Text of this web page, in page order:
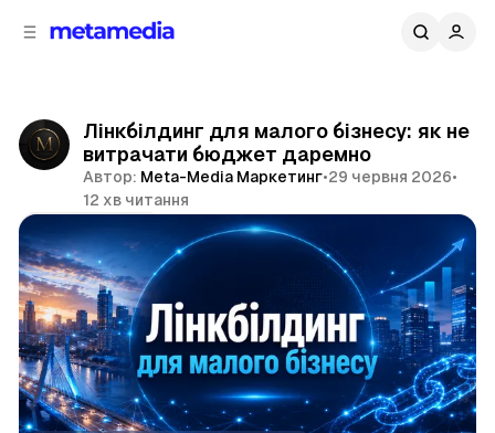
Лінкбілдинг для малого бізнесу: як не
витрачати бюджет даремно
Автор: Meta-Media Маркетинг•29 червня 2026•
12 хв читання
Поділитися